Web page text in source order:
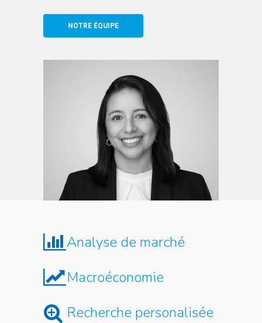
NOTRE ÉQUIPE
Analyse de marché
Macroéconomie
Recherche personalisée